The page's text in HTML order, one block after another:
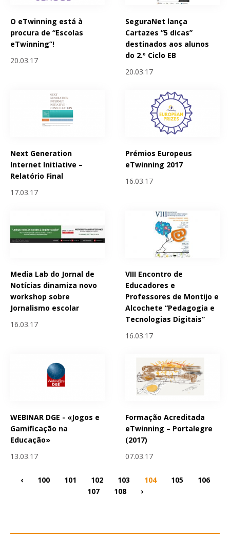
O eTwinning está à
procura de “Escolas
eTwinning”!
20.03.17
SeguraNet lança
Cartazes ”5 dicas”
destinados aos alunos
do 2.º Ciclo EB
20.03.17
Next Generation
Internet Initiative –
Relatório Final
17.03.17
Prémios Europeus
eTwinning 2017
16.03.17
Media Lab do Jornal de
Notícias dinamiza novo
workshop sobre
Jornalismo escolar
16.03.17
VIII Encontro de
Educadores e
Professores de Montijo e
Alcochete “Pedagogia e
Tecnologias Digitais”
16.03.17
WEBINAR DGE - «Jogos e
Gamificação na
Educação»
13.03.17
Formação Acreditada
eTwinning – Portalegre
(2017)
07.03.17
‹ 100 101 102 103 104 105
106
107
108 ›